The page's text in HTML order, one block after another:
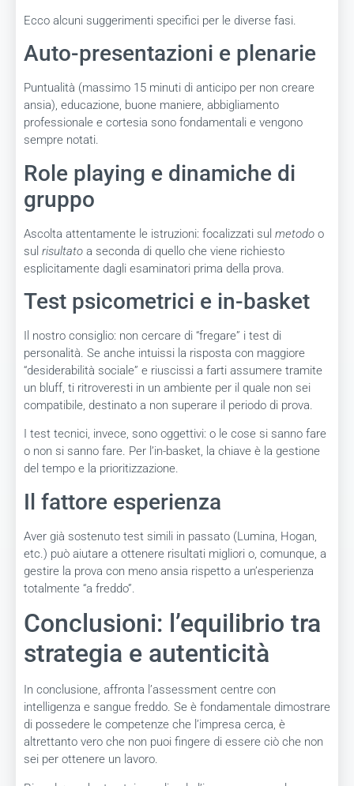
Ecco alcuni suggerimenti specifici per le diverse fasi.
Auto-presentazioni e plenarie
Puntualità (massimo 15 minuti di anticipo per non creare
ansia), educazione, buone maniere, abbigliamento
professionale e cortesia sono fondamentali e vengono
sempre notati.
Role playing e dinamiche di
gruppo
Ascolta attentamente le istruzioni: focalizzati sul metodo o
sul risultato a seconda di quello che viene richiesto
esplicitamente dagli esaminatori prima della prova.
Test psicometrici e in-basket
Il nostro consiglio: non cercare di “fregare” i test di
personalità. Se anche intuissi la risposta con maggiore
“desiderabilità sociale” e riuscissi a farti assumere tramite
un bluff, ti ritroveresti in un ambiente per il quale non sei
compatibile, destinato a non superare il periodo di prova.
I test tecnici, invece, sono oggettivi: o le cose si sanno fare
o non si sanno fare. Per l’in-basket, la chiave è la gestione
del tempo e la prioritizzazione.
Il fattore esperienza
Aver già sostenuto test simili in passato (Lumina, Hogan,
etc.) può aiutare a ottenere risultati migliori o, comunque, a
gestire la prova con meno ansia rispetto a un’esperienza
totalmente “a freddo”.
Conclusioni: l’equilibrio tra
strategia e autenticità
In conclusione, affronta l’assessment centre con
intelligenza e sangue freddo. Se è fondamentale dimostrare
di possedere le competenze che l’impresa cerca, è
altrettanto vero che non puoi fingere di essere ciò che non
sei per ottenere un lavoro.